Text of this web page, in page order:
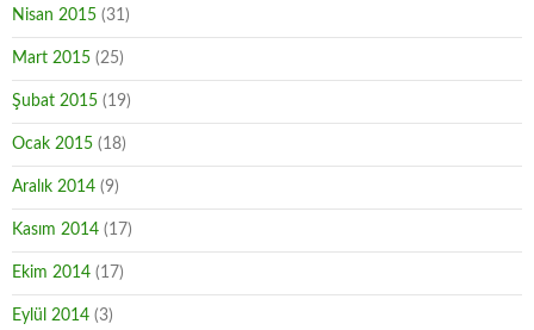
Nisan 2015 (31)
Mart 2015 (25)
Şubat 2015 (19)
Ocak 2015 (18)
Aralık 2014 (9)
Kasım 2014 (17)
Ekim 2014 (17)
Eylül 2014 (3)